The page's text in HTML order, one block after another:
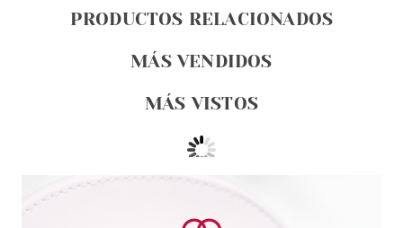
PRODUCTOS RELACIONADOS
MÁS VENDIDOS
MÁS VISTOS